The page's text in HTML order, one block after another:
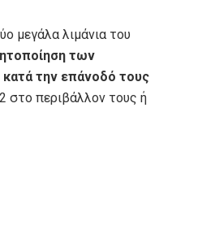
μεγάλα λιμάνια του
των
την επάνοδό τους
στο περιβάλλον τους ή